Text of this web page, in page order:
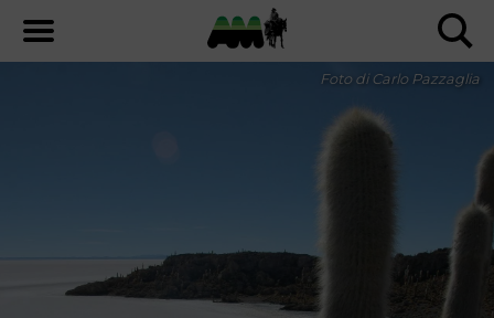
Foto di Carlo Pazzaglia